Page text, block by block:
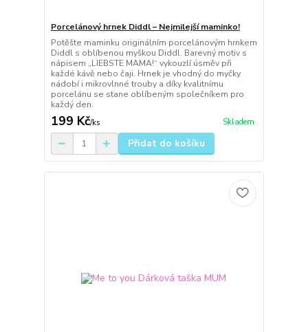
Porcelánový hrnek Diddl – Nejmilejší maminko!
Potěšte maminku originálním porcelánovým hrnkem
Diddl s oblíbenou myškou Diddl. Barevný motiv s
nápisem „LIEBSTE MAMA!“ vykouzlí úsměv při
každé kávě nebo čaji. Hrnek je vhodný do myčky
nádobí i mikrovlnné trouby a díky kvalitnímu
porcelánu se stane oblíbeným společníkem pro
každý den.
199 Kč/ks Skladem
Přidat do košíku